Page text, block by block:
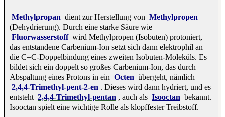
Methylpropan dient zur Herstellung von Methylpropen
(Dehydrierung). Durch eine starke Säure wie
Fluorwasserstoff wird Methylpropen (Isobuten) protoniert,
das entstandene Carbenium-Ion setzt sich dann elektrophil an
die C=C-Doppelbindung eines zweiten Isobuten-Moleküls. Es
bildet sich ein doppelt so großes Carbenium-Ion, das durch
Abspaltung eines Protons in ein Octen übergeht, nämlich
2,4,4-Trimethyl-pent-2-en . Dieses wird dann hydriert, und es
entsteht 2,4,4-Trimethyl-pentan , auch als Isooctan bekannt.
Isooctan spielt eine wichtige Rolle als klopffester Treibstoff.